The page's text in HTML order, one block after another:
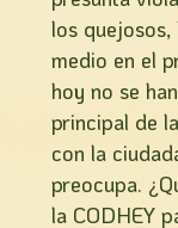
los quejosos,
medio en el
hoy no se
principal de
con la
preocupa.
la CODHEY